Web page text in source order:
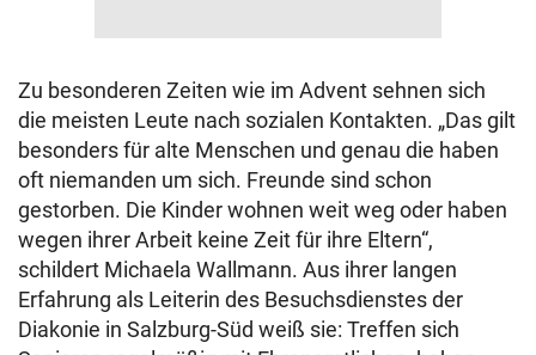
Zu besonderen Zeiten wie im Advent sehnen sich
die meisten Leute nach sozialen Kontakten. „Das gilt
besonders für alte Menschen und genau die haben
oft niemanden um sich. Freunde sind schon
gestorben. Die Kinder wohnen weit weg oder haben
wegen ihrer Arbeit keine Zeit für ihre Eltern“,
schildert Michaela Wallmann. Aus ihrer langen
Erfahrung als Leiterin des Besuchsdienstes der
Diakonie in Salzburg-Süd weiß sie: Treffen sich